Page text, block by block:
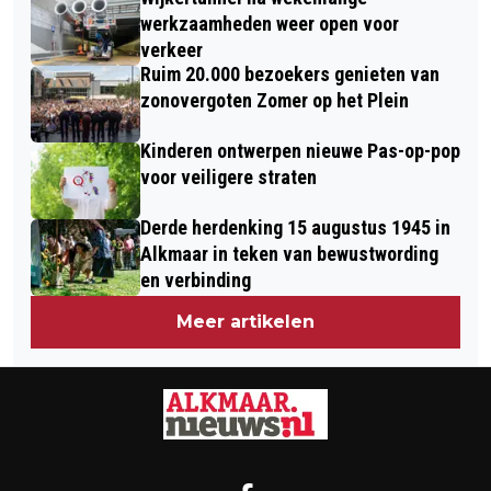
werkzaamheden weer open voor
verkeer
Ruim 20.000 bezoekers genieten van
zonovergoten Zomer op het Plein
Kinderen ontwerpen nieuwe Pas-op-pop
voor veiligere straten
Derde herdenking 15 augustus 1945 in
Alkmaar in teken van bewustwording
en verbinding
Meer artikelen